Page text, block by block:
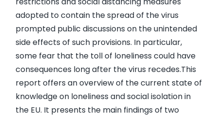
adopted to contain the spread of the virus
prompted public discussions on the unintended
side effects of such provisions. In particular,
some fear that the toll of loneliness could have
consequences long after the virus recedes.This
report offers an overview of the current state of
knowledge on loneliness and social isolation in
the EU. It presents the main findings of two